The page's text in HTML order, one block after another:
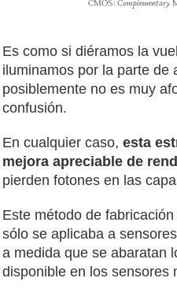
Es como si diéramos la
iluminamos por la parte de
posiblemente no es muy
confusión.
En cualquier caso,esta
mejora apreciable de
pierden fotones en las
Este método de
sólo se aplicaba a
a medida que se abaratan
disponible en los sensores